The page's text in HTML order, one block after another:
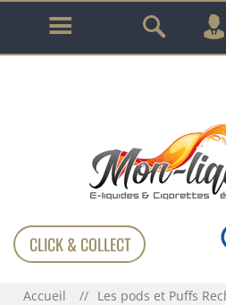
GARANTIE À VIE SUR
!!!
CLICK & COLLECT
Accueil
Les pods et Puffs